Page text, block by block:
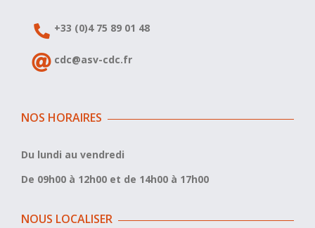
+33 (0)4 75 89 01 48
cdc@asv-cdc.fr
NOS HORAIRES
Du lundi au vendredi
De 09h00 à 12h00 et de 14h00 à 17h00
NOUS LOCALISER